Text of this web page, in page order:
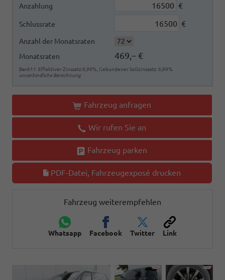
Anzahlung €
Schlussrate €
Anzahl der Monatsraten
Monatsraten
469,– €
Bank11. Effektiver Zinssatz:6,99%, Gebundener Sollzinssatz: 6,99%
unverbindliche Berechnung
Fahrzeug anfragen
Wir rufen Sie an
Fahrzeug parken
PDF-Datei, Fahrzeugexposé drucken
Fahrzeug weiterempfehlen
Whatsapp Facebook Twitter Link